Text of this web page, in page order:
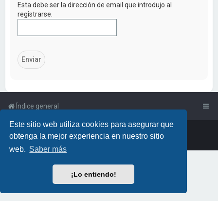
Este sitio web utiliza cookies para asegurar que
obtenga la mejor experiencia en nuestro sitio
web. Saber más
¡Lo entiendo!
Esta debe ser la dirección de email que introdujo al
registrarse.
Índice general
Powered by phpBB • Design by
PlanetStyles
Traducción al español porphpBB España